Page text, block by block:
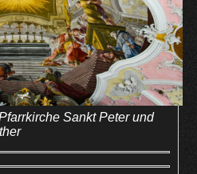
Sankt Peter und